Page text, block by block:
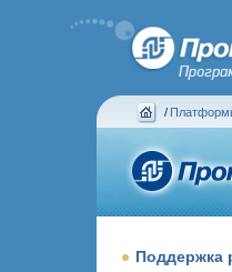
/
Поддержка